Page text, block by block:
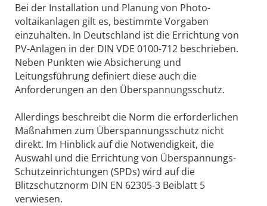
Bei der Installation und Planung von Photo­
voltaikanlagen gilt es, bestimmte Vorgaben
einzuhalten. In Deutschland ist die Errichtung von
PV-Anlagen in der DIN VDE 0100-712 beschrieben.
Neben Punkten wie Absicherung und
Leitungsführung definiert diese auch die
Anforderungen an den Überspannungsschutz.
Allerdings beschreibt die Norm die erforderlichen
Maßnahmen zum Überspannungsschutz nicht
direkt. Im Hinblick auf die Notwendigkeit, die
Auswahl und die Errichtung von Überspannungs-
Schutzeinrichtungen (SPDs) wird auf die
Blitzschutznorm DIN EN 62305-3 Beiblatt 5
verwiesen.